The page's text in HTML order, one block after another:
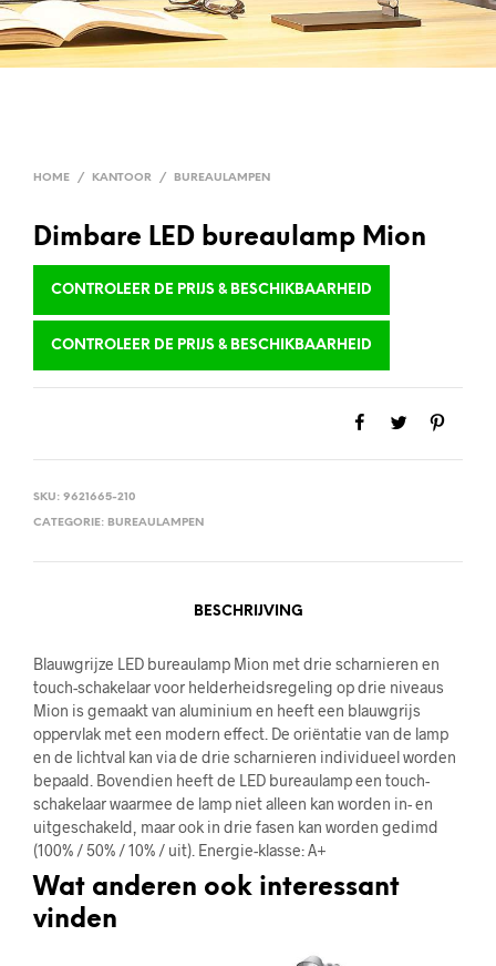
HOME / KANTOOR / BUREAULAMPEN
Dimbare LED bureaulamp Mion
CONTROLEER DE PRIJS & BESCHIKBAARHEID
CONTROLEER DE PRIJS & BESCHIKBAARHEID
SKU: 9621665-210
CATEGORIE: BUREAULAMPEN
BESCHRIJVING
Blauwgrijze LED bureaulamp Mion met drie scharnieren en
touch-schakelaar voor helderheidsregeling op drie niveaus
Mion is gemaakt van aluminium en heeft een blauwgrijs
oppervlak met een modern effect. De oriëntatie van de lamp
en de lichtval kan via de drie scharnieren individueel worden
bepaald. Bovendien heeft de LED bureaulamp een touch-
schakelaar waarmee de lamp niet alleen kan worden in- en
uitgeschakeld, maar ook in drie fasen kan worden gedimd
(100% / 50% / 10% / uit). Energie-klasse: A+
Wat anderen ook interessant
vinden